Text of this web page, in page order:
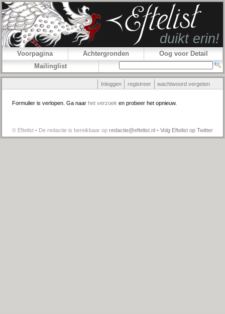
Voorpagina Achtergronden
Oog voor Detail
Mailinglist
Inloggen registreer wachtwoord vergeten
Formulier is verlopen. Ga naar het verzoek en probeer het opnieuw.
© Eftelist • De redactie is bereikbaar op redactie@eftelist.nl • Volg Eftelist op Twitter